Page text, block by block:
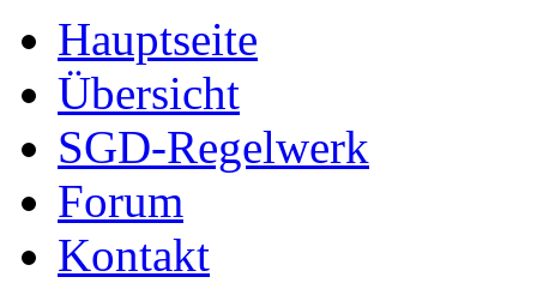
Hauptseite
Übersicht
SGD-Regelwerk
Forum
Kontakt